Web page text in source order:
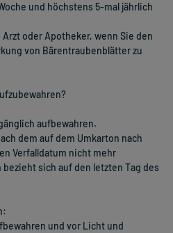
und höchstens 5-mal jährlich
oder Apotheker, wenn Sie den
von Bärentraubenblätter zu
aufbewahren.
dem auf dem Umkarton nach
Verfalldatum nicht mehr
sich auf den letzten Tag des
und vor Licht und